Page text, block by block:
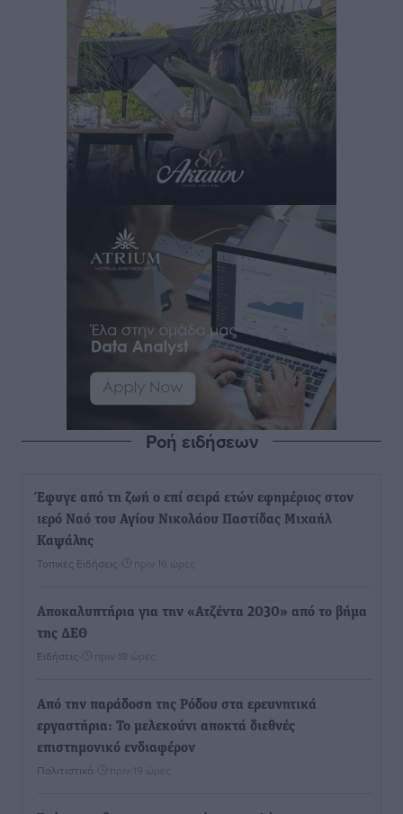
Ροή ειδήσεων
Έφυγε από τη ζωή ο επί σειρά ετών εφημέριος στον
ιερό Ναό του Αγίου Νικολάου Παστίδας Μιχαήλ
Καψάλης
Τοπικές Ειδήσεις πριν 16 ώρες
Αποκαλυπτήρια για την «Ατζέντα 2030» από το βήμα
της ΔΕΘ
Ειδήσεις πριν 18 ώρες
Από την παράδοση της Ρόδου στα ερευνητικά
εργαστήρια: Το μελεκούνι αποκτά διεθνές
επιστημονικό ενδιαφέρον
Πολιτιστικά πριν 19 ώρες